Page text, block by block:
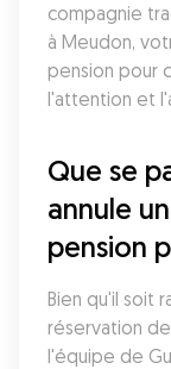
compagnie
à Meudon,
pension pour
l'attention et
Que se
annule
pension
Bien qu'il soit
réservation
l'équipe de